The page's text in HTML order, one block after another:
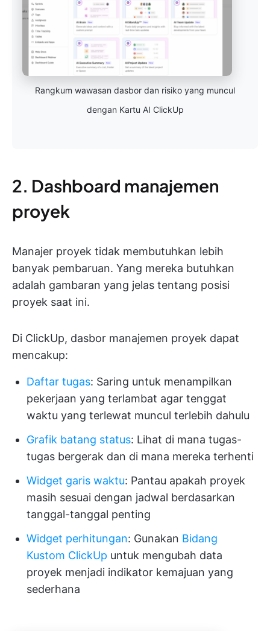
Rangkum wawasan dasbor dan risiko yang muncul
dengan Kartu AI ClickUp
2. Dashboard manajemen
proyek
Manajer proyek tidak membutuhkan lebih
banyak pembaruan. Yang mereka butuhkan
adalah gambaran yang jelas tentang posisi
proyek saat ini.
Di ClickUp, dasbor manajemen proyek dapat
mencakup:
Daftar tugas: Saring untuk menampilkan
pekerjaan yang terlambat agar tenggat
waktu yang terlewat muncul terlebih dahulu
Grafik batang status: Lihat di mana tugas-
tugas bergerak dan di mana mereka terhenti
Widget garis waktu: Pantau apakah proyek
masih sesuai dengan jadwal berdasarkan
tanggal-tanggal penting
Widget perhitungan: Gunakan Bidang
Kustom ClickUp untuk mengubah data
proyek menjadi indikator kemajuan yang
sederhana